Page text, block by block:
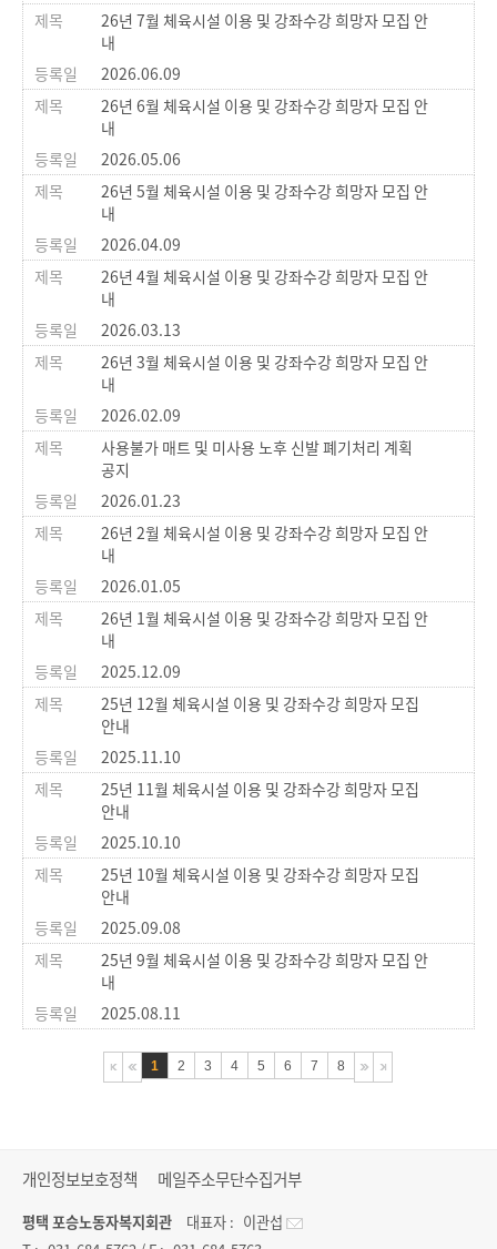
26년 7월 체육시설 이용 및 강좌수강 희망자 모집 안
내
2026.06.09
26년 6월 체육시설 이용 및 강좌수강 희망자 모집 안
내
2026.05.06
26년 5월 체육시설 이용 및 강좌수강 희망자 모집 안
내
2026.04.09
26년 4월 체육시설 이용 및 강좌수강 희망자 모집 안
내
2026.03.13
26년 3월 체육시설 이용 및 강좌수강 희망자 모집 안
내
2026.02.09
사용불가 매트 및 미사용 노후 신발 폐기처리 계획
공지
2026.01.23
26년 2월 체육시설 이용 및 강좌수강 희망자 모집 안
내
2026.01.05
26년 1월 체육시설 이용 및 강좌수강 희망자 모집 안
내
2025.12.09
25년 12월 체육시설 이용 및 강좌수강 희망자 모집
안내
2025.11.10
25년 11월 체육시설 이용 및 강좌수강 희망자 모집
안내
2025.10.10
25년 10월 체육시설 이용 및 강좌수강 희망자 모집
안내
2025.09.08
25년 9월 체육시설 이용 및 강좌수강 희망자 모집 안
내
2025.08.11
1 2 3 4 5 6 7 8
개인정보보호정책 메일주소무단수집거부
평택 포승노동자복지회관 대표자 : 이관섭